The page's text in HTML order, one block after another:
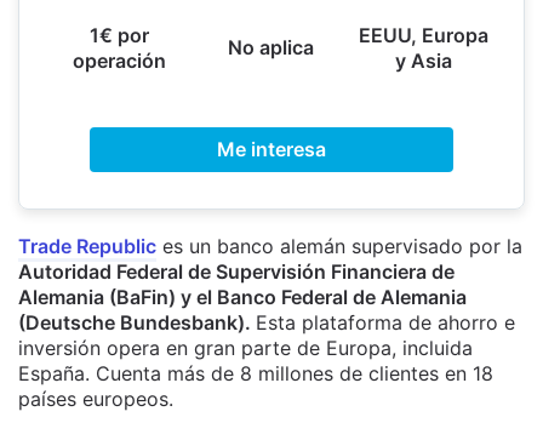
1€ por
operación
No aplica
EEUU, Europa
y Asia
Me interesa
Trade Republic es un banco alemán supervisado por la
Autoridad Federal de Supervisión Financiera de
Alemania (BaFin) y el Banco Federal de Alemania
(Deutsche Bundesbank). Esta plataforma de ahorro e
inversión opera en gran parte de Europa, incluida
España. Cuenta más de 8 millones de clientes en 18
países europeos.